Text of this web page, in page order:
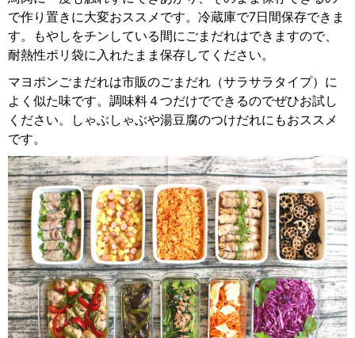
で作り置きに大変おススメです。冷蔵庫で7日間保存できま
す。もやしをチンしている間にごまだれはできますので、
耐熱性ポリ袋に入れたまま保存してください。
マヨポンごまだれは市販のごまだれ（サラサラタイプ）に
よく似た味です。調味料４つだけでできるのでぜひお試し
ください。しゃぶしゃぶや湯豆腐のつけだれにもおススメ
です。